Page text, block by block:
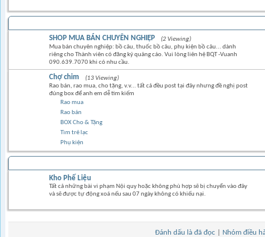
SHOP MUA BÁN CHUYÊN NGHIỆP
(2 Viewing)
Mua bán chuyên nghiệp: bồ câu, thuốc bồ câu, phụ kiện bồ câu... dành
riêng cho Thành viên có đăng ký quảng cáo. Vui lòng liên hệ BQT -Vuanh
090.639.7070 khi có nhu cầu.
Chợ chim
(13 Viewing)
Rao bán, rao mua, cho tặng, v.v... tất cả đều post tại đây nhưng đề nghị post
đúng box để anh em dễ tìm kiếm
Rao mua
Rao bán
BOX Cho & Tặng
Tìm trẻ lạc
Phụ kiện
Kho Phế Liệu
Tất cả những bài vi phạm Nội quy hoặc không phù hợp sẽ bị chuyển vào đây
và sẽ được tự động xoá nếu sau 07 ngày không có khiếu nại.
Đánh dấu là đã đọc Nhóm điều